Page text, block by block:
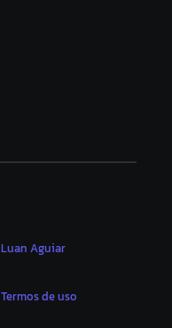
Luan Aguiar
Termos de uso